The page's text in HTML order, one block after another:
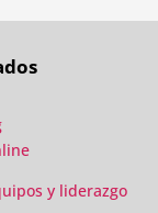
de formaciones,
Beatriz Ricondo!!!
y liderazgo